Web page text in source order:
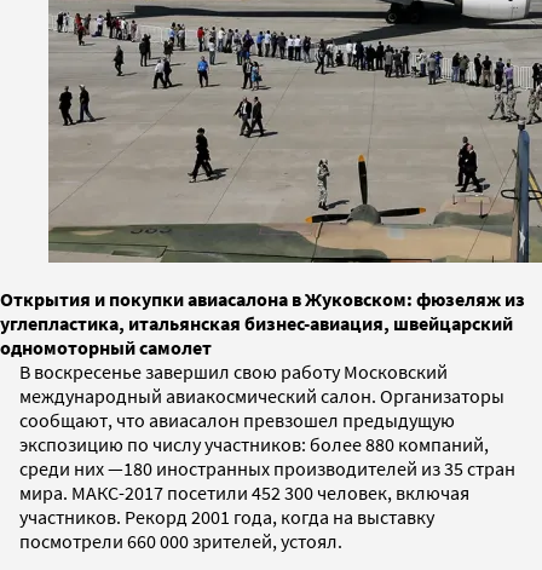
Открытия и покупки авиасалона в Жуковском: фюзеляж из
углепластика, итальянская бизнес-авиация, швейцарский
одномоторный самолет
В воскресенье завершил свою работу Московский
международный авиакосмический салон. Организаторы
сообщают, что авиасалон превзошел предыдущую
экспозицию по числу участников: более 880 компаний,
среди них —180 иностранных производителей из 35 стран
мира. МАКС-2017 посетили 452 300 человек, включая
участников. Рекорд 2001 года, когда на выставку
посмотрели 660 000 зрителей, устоял.